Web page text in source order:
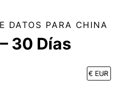
DATOS PARA CHINA
30 Días